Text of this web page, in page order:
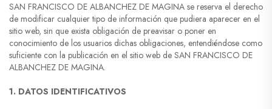
SAN FRANCISCO DE ALBANCHEZ DE MAGINA se reserva el derecho
de modificar cualquier tipo de información que pudiera aparecer en el
sitio web, sin que exista obligación de preavisar o poner en
conocimiento de los usuarios dichas obligaciones, entendiéndose como
suficiente con la publicación en el sitio web de SAN FRANCISCO DE
ALBANCHEZ DE MAGINA.
1. DATOS IDENTIFICATIVOS